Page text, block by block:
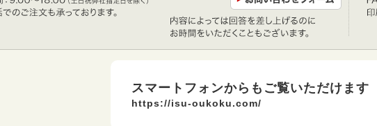
スマートフォンからもご覧いただけます
https://isu-oukoku.com/